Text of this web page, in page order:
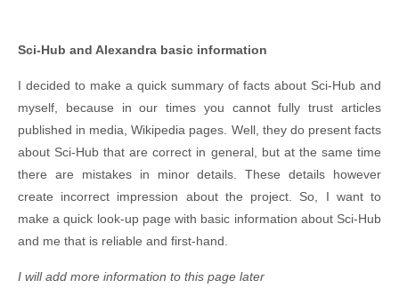
Sci-Hub and Alexandra basic information
I decided to make a quick summary of facts about Sci-Hub and
myself, because in our times you cannot fully trust articles
published in media, Wikipedia pages. Well, they do present facts
about Sci-Hub that are correct in general, but at the same time
there are mistakes in minor details. These details however
create incorrect impression about the project. So, I want to
make a quick look-up page with basic information about Sci-Hub
and me that is reliable and first-hand.
I will add more information to this page later